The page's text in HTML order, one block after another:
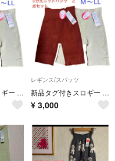
新品タグ付きスロギー ホイップタッチ 3分丈ニットパンツ ２点セット
レギンス/スパッツ
新品タグ付きスロギー ホイップタッチ 3分丈ニットパンツ ２点セット
¥ 3,000